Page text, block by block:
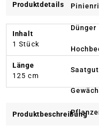
Dünger
Saatgut
Produktdetails
Inhalt
1 Stück
Länge
125 cm
Produktbeschreibung